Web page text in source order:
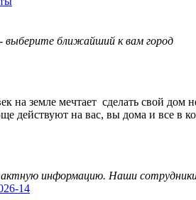
14
выберите ближайший к вам город
земле мечтает сделать свой дом
действуют на вас, вы дома и все в
информацию. Наши